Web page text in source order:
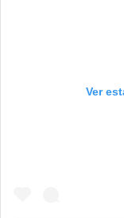
Ver